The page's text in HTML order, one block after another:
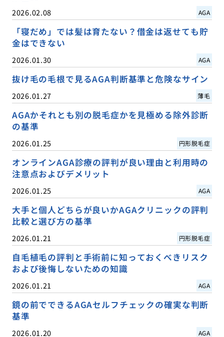
2026.02.08 AGA
「寝だめ」では髪は育たない？借金は返せても貯
金はできない
2026.01.30 AGA
抜け毛の毛根で見るAGA判断基準と危険なサイン
2026.01.27 薄毛
AGAかそれとも別の脱毛症かを見極める除外診断
の基準
2026.01.25 円形脱毛症
オンラインAGA診療の評判が良い理由と利用時の
注意点およびデメリット
2026.01.25 AGA
大手と個人どちらが良いかAGAクリニックの評判
比較と選び方の基準
2026.01.21 円形脱毛症
自毛植毛の評判と手術前に知っておくべきリスク
および後悔しないための知識
2026.01.21 AGA
鏡の前でできるAGAセルフチェックの確実な判断
基準
2026.01.20 AGA